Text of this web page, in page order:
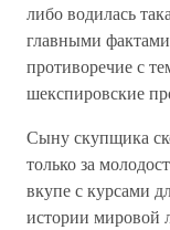
либо водилась
главными
противоречие с
шекспировские
Сыну скупщика
только за
вкупе с курсами
истории мировой